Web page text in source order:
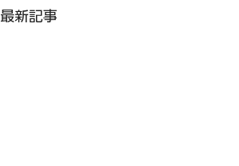
最新記事